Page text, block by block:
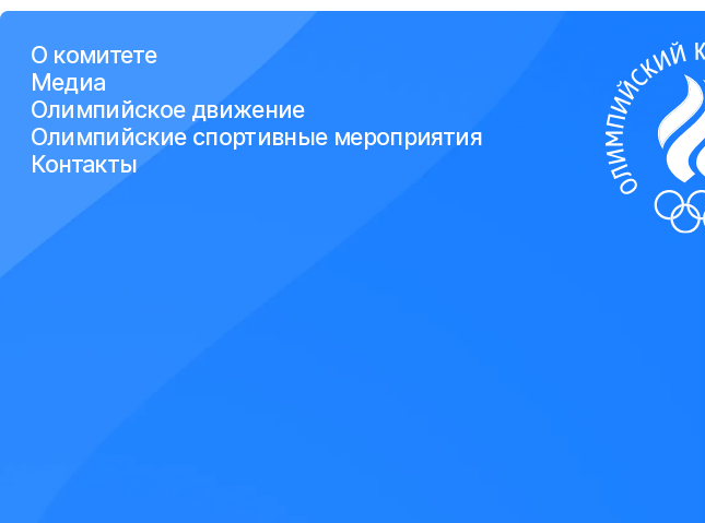
О комитете
Медиа
Олимпийское движение
Олимпийские спортивные мероприятия
Контакты